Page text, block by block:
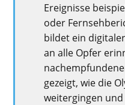
Ereignisse
oder
bildet ein
an alle Opfer
gezeigt, wie die
weitergingen